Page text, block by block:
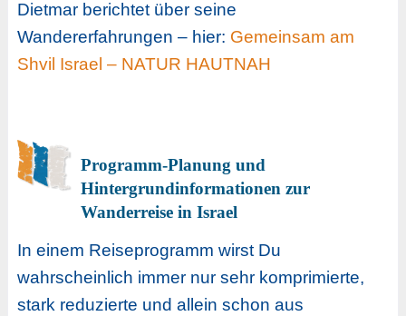
Dietmar berichtet über seine
Wandererfahrungen – hier: Gemeinsam am
Shvil Israel – NATUR HAUTNAH
Programm-Planung und
Hintergrundinformationen zur
Wanderreise in Israel
In einem Reiseprogramm wirst Du
wahrscheinlich immer nur sehr komprimierte,
stark reduzierte und allein schon aus